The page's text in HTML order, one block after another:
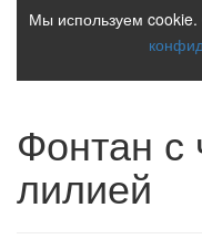
Мы используем cookie.
Фонтан
лилией